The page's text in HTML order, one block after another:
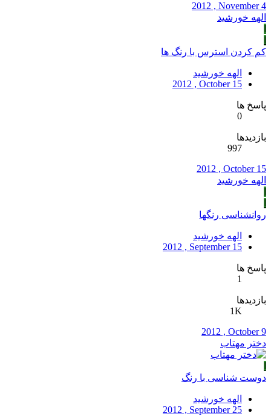
2012 , November 4
الهه خورشید
کم کردن استرس با رنگ ها
الهه خورشید
2012 , October 15
پاسخ ها
0
بازدیدها
997
2012 , October 15
الهه خورشید
روانشناسی رنگها
الهه خورشید
2012 , September 15
پاسخ ها
1
بازدیدها
1K
2012 , October 9
دختر مهتاب
دوست شناسی با رنگ
الهه خورشید
2012 , September 25